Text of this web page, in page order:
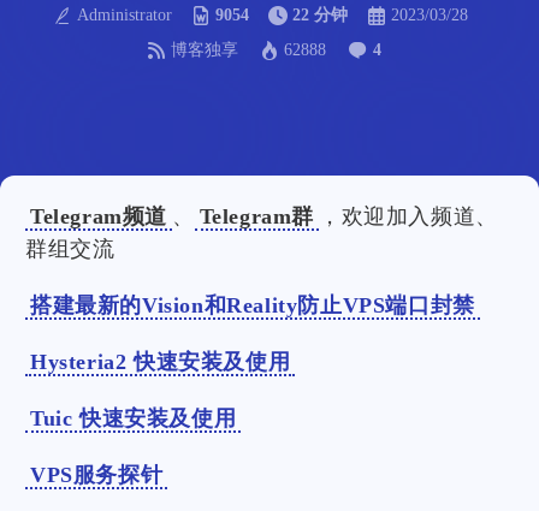
Administrator 9054 22 分钟
2023/03/28
博客独享
62888 4
Telegram频道 、 Telegram群
，欢迎加入频道、
群组交流
搭建最新的Vision和Reality防止VPS端口封禁
Hysteria2 快速安装及使用
Tuic 快速安装及使用
VPS服务探针